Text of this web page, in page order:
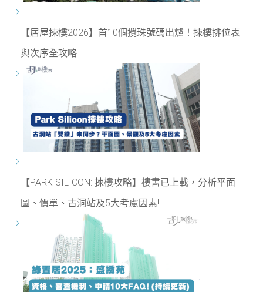
【居屋揀樓2026】首10個攪珠號碼出爐！揀樓排位表
與次序全攻略
【PARK SILICON: 揀樓攻略】樓書已上載，分析平面
圖、價單、古洞站及5大考慮因素!